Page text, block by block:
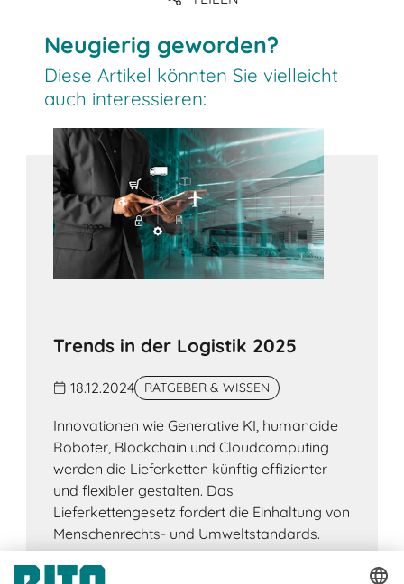
Neugierig geworden?
Diese Artikel könnten Sie vielleicht
auch interessieren:
Trends in der Logistik 2025
18.12.2024 RATGEBER & WISSEN
Innovationen wie Generative KI, humanoide
Roboter, Blockchain und Cloudcomputing
werden die Lieferketten künftig effizienter
und flexibler gestalten. Das
Lieferkettengesetz fordert die Einhaltung von
Menschenrechts- und Umweltstandards.